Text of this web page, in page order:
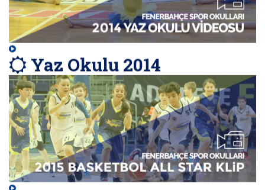
Yaz Okulu 2014